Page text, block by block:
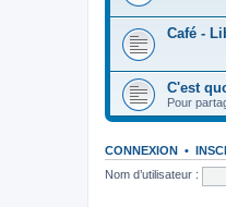
Café -
C'est
Pour
CONNEXION •
Nom d’utilisateur :